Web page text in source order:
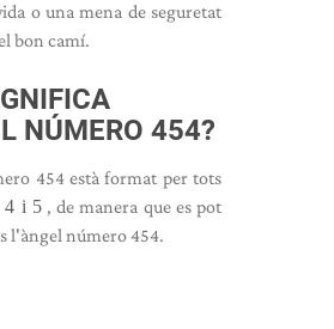
o una mena de seguretat
bon camí.
NÚMERO 454?
454 està format per tots
4 i 5, de manera que es pot
l'àngel número 454.